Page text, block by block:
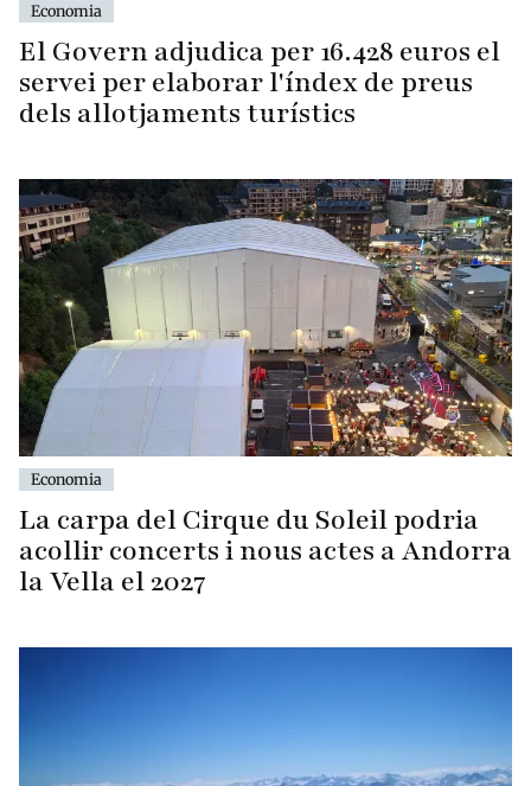
Economia
El Govern adjudica per 16.428 euros el
servei per elaborar l'índex de preus
dels allotjaments turístics
Economia
La carpa del Cirque du Soleil podria
acollir concerts i nous actes a Andorra
la Vella el 2027